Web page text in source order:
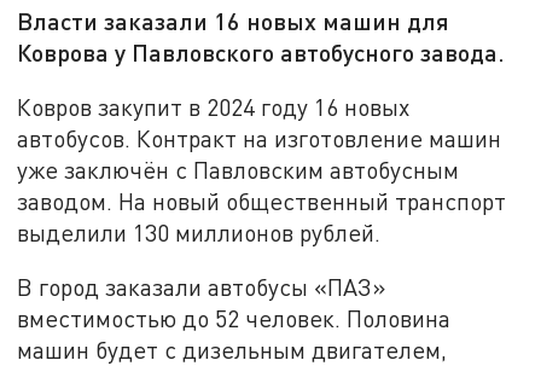
Власти заказали 16 новых машин для
Коврова у Павловского автобусного завода.
Ковров закупит в 2024 году 16 новых
автобусов. Контракт на изготовление машин
уже заключён с Павловским автобусным
заводом. На новый общественный транспорт
выделили 130 миллионов рублей.
В город заказали автобусы «ПАЗ»
вместимостью до 52 человек. Половина
машин будет с дизельным двигателем,